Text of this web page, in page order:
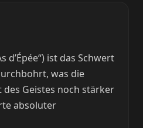
d’Épée“) ist das Schwert
was die
Geistes noch stärker
absoluter